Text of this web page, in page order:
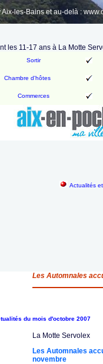
les-Bains et au-delà :
les 11-17 ans à La Motte
Sortir
Chambre d'hôtes
Commerces
Actualités
Les Automnales
du mois d'octobre 2007
La Motte Servolex
Les Automnales
novembre